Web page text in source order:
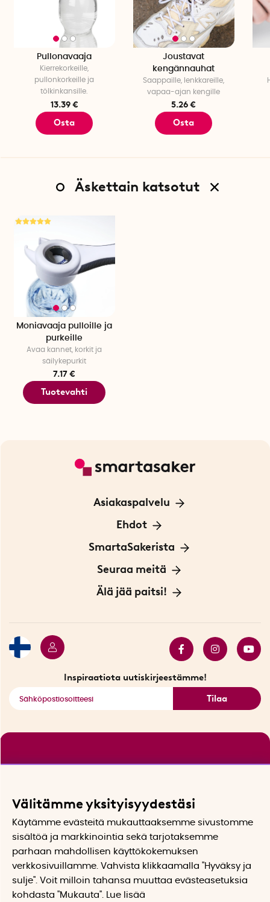
Pullonavaaja
Kierrekorkeille,
pullonkorkeille ja
tölkinkansille.
13.39 €
Osta
Joustavat
kengännauhat
Saappaille, lenkkareille,
vapaa-ajan kengille
5.26 €
Osta
Äskettain katsotut
Moniavaaja pulloille ja
purkeille
Avaa kannet, korkit ja
säilykepurkit
7.17 €
Tuotevahti
Asiakaspalvelu
Ota yhteyttä
Ehdot
Tietoa evästeistä
Yksityisyydensuoja
Sopimusehdot
SmartaSakerista
Meistä
Myymälä Tukholmassa
Seuraa meitä
Innovaattoriblogi
Älä jää paitsi!
Inspiraatiota uutiskirjeestämme!
Tilaa
Välitämme yksityisyydestäsi
Käytämme evästeitä mukauttaaksemme sivustomme
sisältöä ja markkinointia sekä tarjotaksemme
parhaan mahdollisen käyttökokemuksen
verkkosivuillamme. Vahvista klikkaamalla "Hyväksy ja
sulje". Voit milloin tahansa muuttaa evästeasetuksia
kohdasta "Mukauta". Lue lisää